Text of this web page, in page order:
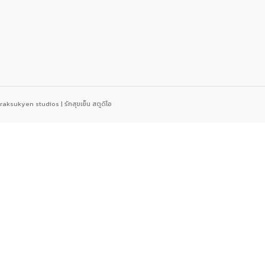
raksukyen studios | รักสุขเย็น สตูดิโอ